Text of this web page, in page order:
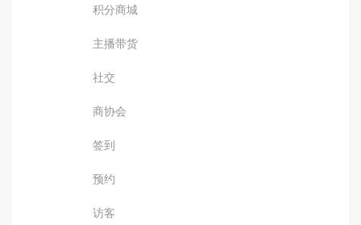
积分商城
主播带货
社交
商协会
签到
预约
访客